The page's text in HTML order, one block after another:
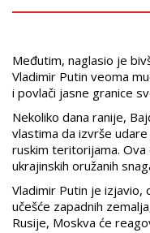
Međutim, naglasio je
Vladimir Putin veoma
i povlači jasne granice
Nekoliko dana ranije,
vlastima da izvrše
ruskim teritorijama.
ukrajinskih oružanih
Vladimir Putin je izjavio,
učešće zapadnih
Rusije, Moskva će